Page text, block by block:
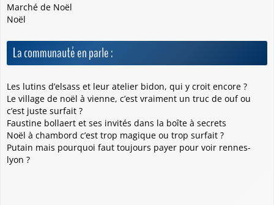
Marché de Noël
Noël
La communauté en parle :
Les lutins d’elsass et leur atelier bidon, qui y croit encore ?
Le village de noël à vienne, c’est vraiment un truc de ouf ou
c’est juste surfait ?
Faustine bollaert et ses invités dans la boîte à secrets
Noël à chambord c’est trop magique ou trop surfait ?
Putain mais pourquoi faut toujours payer pour voir rennes-
lyon ?